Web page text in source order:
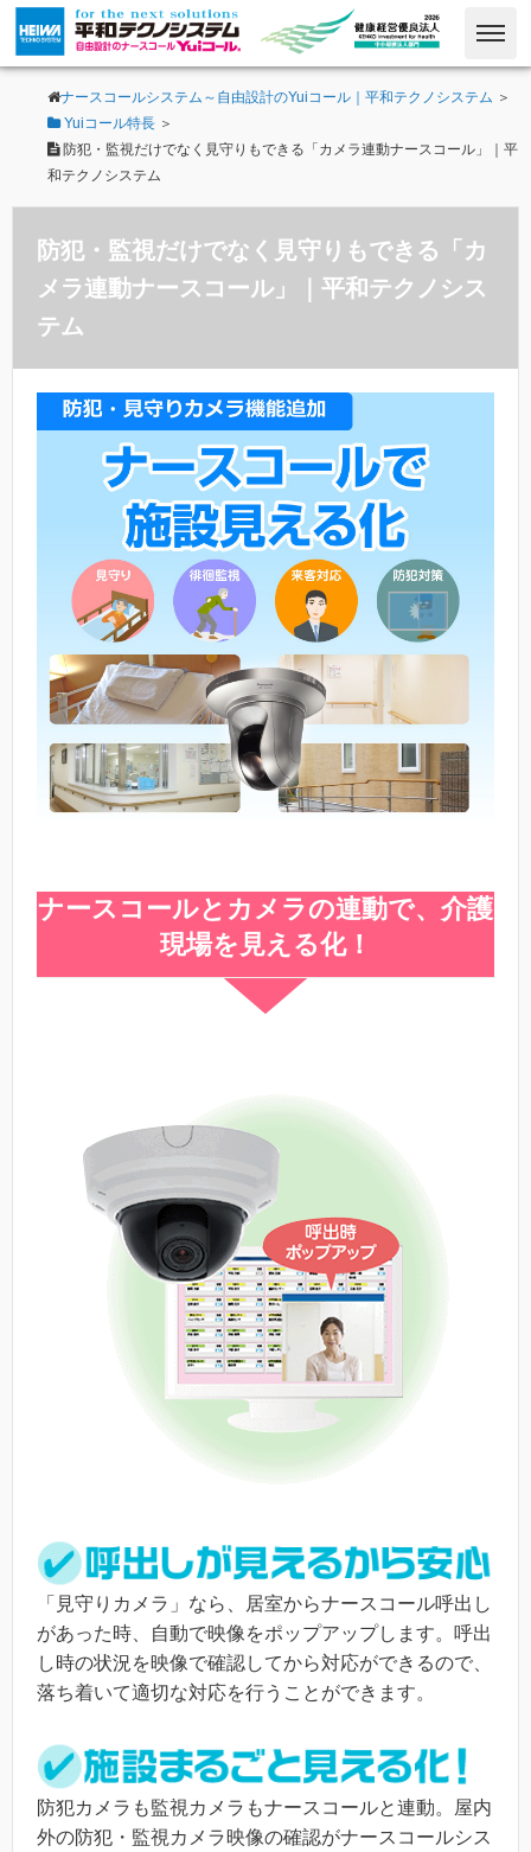
ナースコールシステム～自由設計のYuiコール｜平和テクノシステム ＞
Yuiコール特長 ＞
防犯・監視だけでなく見守りもできる「カメラ連動ナースコール」｜平
和テクノシステム
防犯・監視だけでなく見守りもできる「カ
メラ連動ナースコール」｜平和テクノシス
テム
ナースコールとカメラの連動で、介護
現場を見える化！
「見守りカメラ」なら、居室からナースコール呼出し
があった時、自動で映像をポップアップします。呼出
し時の状況を映像で確認してから対応ができるので、
落ち着いて適切な対応を行うことができます。
防犯カメラも監視カメラもナースコールと連動。屋内
外の防犯・監視カメラ映像の確認がナースコールシス